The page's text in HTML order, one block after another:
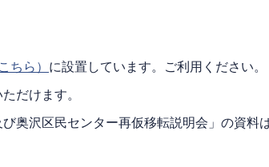
ちら） に設置しています。ご利用ください。
だけます。
奥沢区民センター再仮移転説明会」の資料は